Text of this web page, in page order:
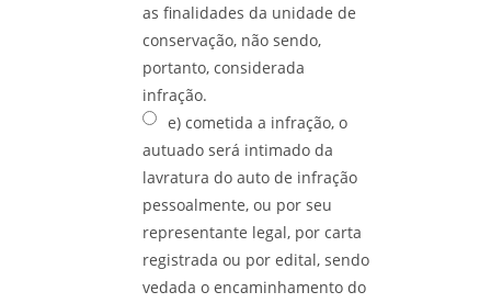
as finalidades da unidade de
conservação, não sendo,
portanto, considerada
infração.
e) cometida a infração, o
autuado será intimado da
lavratura do auto de infração
pessoalmente, ou por seu
representante legal, por carta
registrada ou por edital, sendo
vedada o encaminhamento do